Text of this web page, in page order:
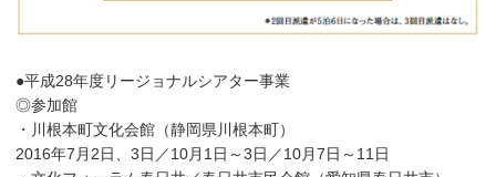
●平成28年度リージョナルシアター事業
◎参加館
・川根本町文化会館（静岡県川根本町）
2016年7月2日、3日／10月1日～3日／10月7日～11日